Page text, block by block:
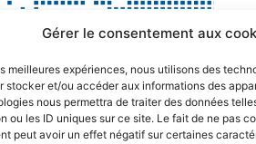
Gérer le consentement aux
meilleures expériences, nous utilisons des
stocker et/ou accéder aux informations des
nous permettra de traiter des données
ou les ID uniques sur ce site. Le fait de ne pas
peut avoir un effet négatif sur certaines